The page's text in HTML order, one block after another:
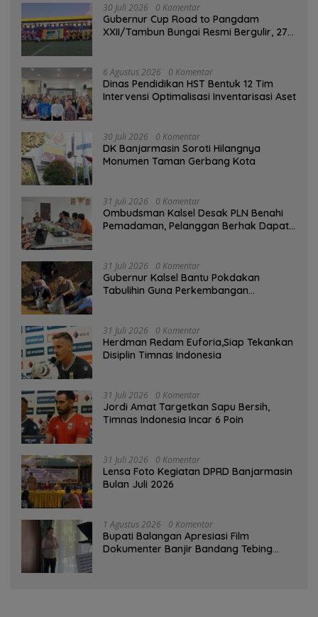
30 Juli 2026 0 Komentar
Gubernur Cup Road to Pangdam
XXII/Tambun Bungai Resmi Bergulir, 27
6 Agustus 2026 0 Komentar
Dinas Pendidikan HST Bentuk 12 Tim
Intervensi Optimalisasi Inventarisasi Aset
30 Juli 2026 0 Komentar
DK Banjarmasin Soroti Hilangnya
Monumen Taman Gerbang Kota
31 Juli 2026 0 Komentar
Ombudsman Kalsel Desak PLN Benahi
Pemadaman, Pelanggan Berhak Dapat
31 Juli 2026 0 Komentar
Gubernur Kalsel Bantu Pokdakan
Tabulihin Guna Perkembangan
31 Juli 2026 0 Komentar
Herdman Redam Euforia,Siap Tekankan
Disiplin Timnas Indonesia
31 Juli 2026 0 Komentar
Jordi Amat Targetkan Sapu Bersih,
Timnas Indonesia Incar 6 Poin
31 Juli 2026 0 Komentar
Lensa Foto Kegiatan DPRD Banjarmasin
Bulan Juli 2026
1 Agustus 2026 0 Komentar
Bupati Balangan Apresiasi Film
Dokumenter Banjir Bandang Tebing